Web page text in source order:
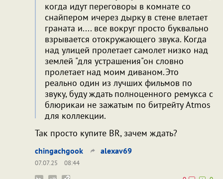
когда идут переговоры в комнате со
снайпером ичерез дырку в стене влетает
граната и.... все вокруг просто буквально
взрывается отокружающего звука. Когда
над улицей пролетает самолет низко над
землей "для устрашения"он словно
пролетает над моим диваном.Это
реально один из лучших фильмов по
звуку, буду ждать полноценного ремукса с
блюрикаи не зажатым по битрейту Atmos
для коллекции.
Так просто купите BR, зачем ждать?
chingachgook alexav69
07.07.25
08:44